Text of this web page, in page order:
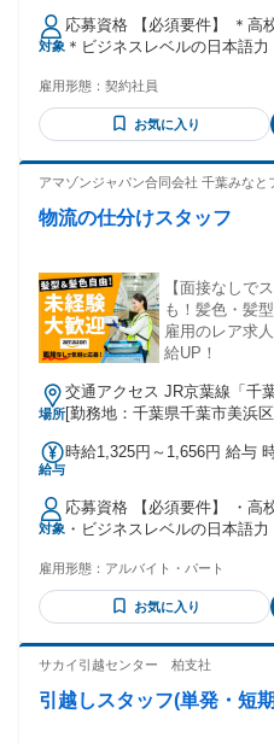
れる労働契約の契約期間が6か月 などな
伝えしますのでご安心くださいね！ ※MAX時給
みの金額です
対象
応募資格 【必須要件】 ＊高
＊ビジネスレベルの日本語
いただけません。 ＼こんな方も活躍しています／ ＊Amazon
で働いてみたい方 ＊キャリ
＊個性を認め合い、自分ら
詰め、ラベル貼り・シール貼
加工など）や、簡単なライン
雇用形態： 契約社員
お気に入り
アマゾンジャパン合同会社 千葉みなと
物流の仕分けスタッフ
【面接なしで
も！髪色・髪
雇用のレア求
給UP！
場所
交通アクセス JR京葉線「千
10～15分 JR総武線本線「千
イク通勤不可
[勤務地：千葉県千葉市美浜
給与
時給1,325円～1,656円 給与
対象
応募資格 【必須要件】 ・高
・ビジネスレベルの日本語
いただけません。 ＼こんな方も活躍しています／ ・軽作業未
経験の方 ・パート・アルバ
商品検品、仕分けやピッキ
がある方も活躍しているお仕事です！ その他、
の経験がある方も経験を活か
雇用形態： アルバイト・パート
お気に入り
サカイ引越センター 柏支社
引越しスタッフ(単発・短